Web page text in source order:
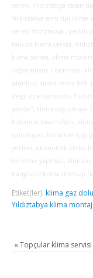
servisi, Yıldıztabya tavan
Yıldıztabya avm tipi
servisi Yıldıztabya , yetkili
fancoil klima servisi,
klima servisi, klima
soğutmuyor / ısıtmıyor,
istanbul, klima servis 444.
değil özel servisidir,
yapılır?, klima
kullanım tasarrufları,
çalışmıyor, klimanın
yerleri, ekonomik klima
terleme yapması,
hangileri?,klima montajı
Etiket(ler): klima gaz
Yıldıztabya klima
« Topçular klima servisi